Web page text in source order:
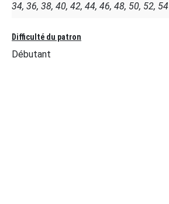
34, 36, 38, 40, 42, 44, 46, 48, 50, 52, 54
Difficulté du patron
Débutant